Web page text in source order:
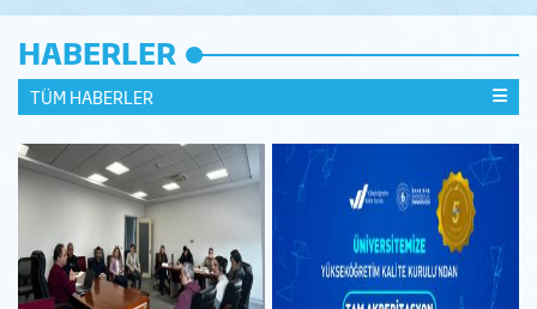
Mezuniyet Törenimiz ailelerin katılımı ile yapıldı.
TÜM HABERLER
HABERLER